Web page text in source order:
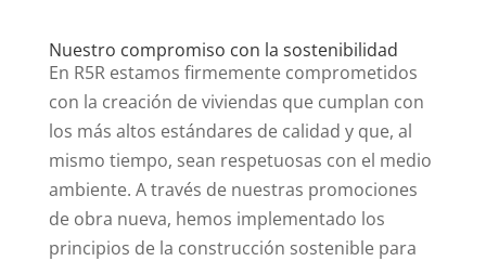
Nuestro compromiso con la sostenibilidad
En R5R estamos firmemente comprometidos
con la creación de viviendas que cumplan con
los más altos estándares de calidad y que, al
mismo tiempo, sean respetuosas con el medio
ambiente. A través de nuestras promociones
de obra nueva, hemos implementado los
principios de la construcción sostenible para